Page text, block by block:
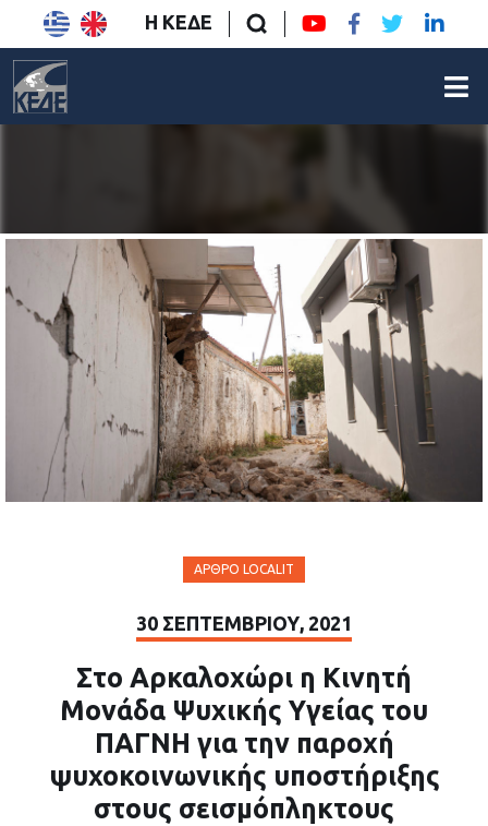
Η ΚΕΔΕ
ΆΡΘΡΟ LOCALIT
30 ΣΕΠΤΕΜΒΡΊΟΥ, 2021
Στο Αρκαλοχώρι η Κινητή
Μονάδα Ψυχικής Υγείας του
ΠΑΓΝΗ για την παροχή
ψυχοκοινωνικής υποστήριξης
στους σεισμόπληκτους